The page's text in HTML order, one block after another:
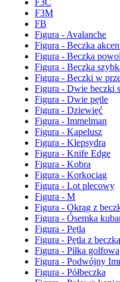
F3M
FB
Figura - Avalanche
Figura - Beczka
Figura - Beczka
Figura - Beczka
Figura - Beczki w
Figura - Dwie beczki
Figura - Dwie pętle
Figura - Dziewięć
Figura - Immelman
Figura - Kapelusz
Figura - Klepsydra
Figura - Knife Edge
Figura - Kobra
Figura - Korkociąg
Figura - Lot plecowy
Figura - M
Figura - Okrąg z
Figura - Ósemka
Figura - Pętla
Figura - Pętla z
Figura - Piłka golfowa
Figura - Podwójny
Figura - Półbeczka